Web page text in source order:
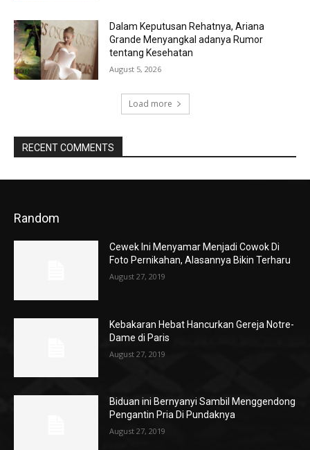
Dalam Keputusan Rehatnya, Ariana
Grande Menyangkal adanya Rumor
tentang Kesehatan
August 5, 2026
Load more
RECENT COMMENTS
Random
Cewek Ini Menyamar Menjadi Cowok Di
Foto Pernikahan, Alasannya Bikin Terharu
August 27, 2019
Kebakaran Hebat Hancurkan Gereja Notre-
Dame di Paris
August 27, 2019
Biduan ini Bernyanyi Sambil Menggendong
Pengantin Pria Di Pundaknya
August 27, 2019